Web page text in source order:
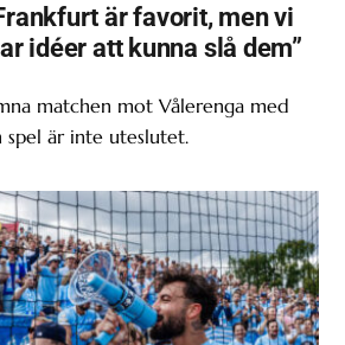
är favorit, men vi
idéer att kunna slå dem”
matchen mot Vålerenga med
spel är inte uteslutet.